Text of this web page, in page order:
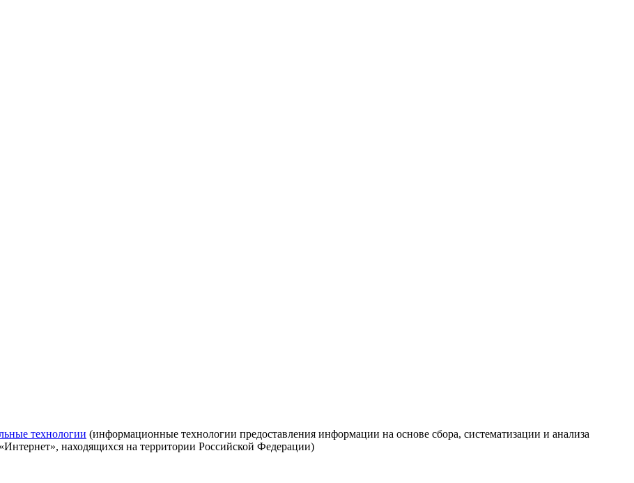
технологии (информационные технологии предоставления информации на основе сбора, систематизации и анализа
находящихся на территории Российской Федерации)